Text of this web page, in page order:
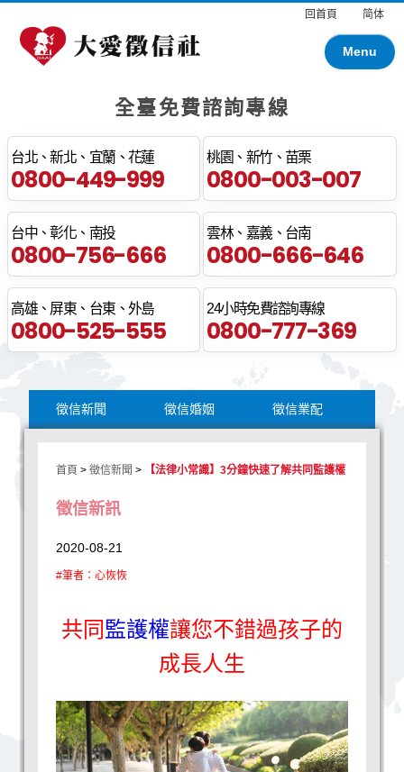
回首頁 简体
Menu
全臺免費諮詢專線
台北、新北、宜蘭、花蓮
0800-449-999
桃園、新竹、苗栗
0800-003-007
台中、彰化、南投
0800-756-666
雲林、嘉義、台南
0800-666-646
高雄、屏東、台東、外島
0800-525-555
24小時免費諮詢專線
0800-777-369
徵信新聞 徵信婚姻 徵信業配
首頁 >徵信新聞 > 【法律小常識】3分鐘快速了解共同監護權
徵信新訊
2020-08-21
#筆者：心恢恢
共同監護權讓您不錯過孩子的
成長人生